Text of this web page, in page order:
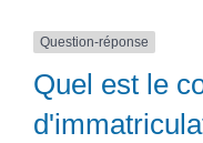
Question-réponse
Quel est le